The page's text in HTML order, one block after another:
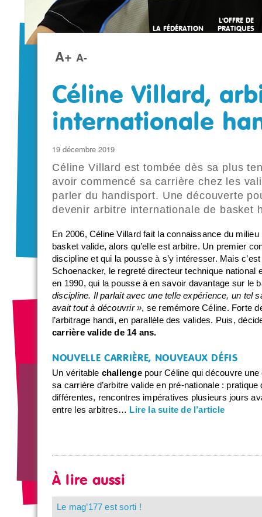
LA FÉDÉRATION
L'OFFRE DE
PRATIQUES
A+ A-
Céline Villard,
internationale
19 décembre 2019
Céline Villard est tombée dès sa plus
avoir commencé sa carrière chez les
parler du handisport. Une découverte
devenir arbitre internationale de basket
En 2006, Céline Villard fait la connaissance du
basket valide, alors qu’elle est arbitre. Un premier
discipline et qui la pousse à s’y intéresser. Mais
Schoenacker, le regreté directeur technique national
en 1990, qui la pousse à en savoir davantage sur le
discipline. Il parlait avec une telle expérience, un tel
avait tout à découvrir », se remémore Céline. Forte
l’arbitrage handi, en parallèle des valides. Puis,
carrière valide de 14 ans.
NOUVELLE CARRIÈRE, NOUVEAUX DÉFIS
Un véritable challengepour Céline qui découvre une
sa carrière d’arbitre valide en pré-nationale : pratique
différentes, rencontres impératives plusieurs jours
entre les arbitres… Lire la suite de l’article
À lire aussi
Le mag’177 est sorti !